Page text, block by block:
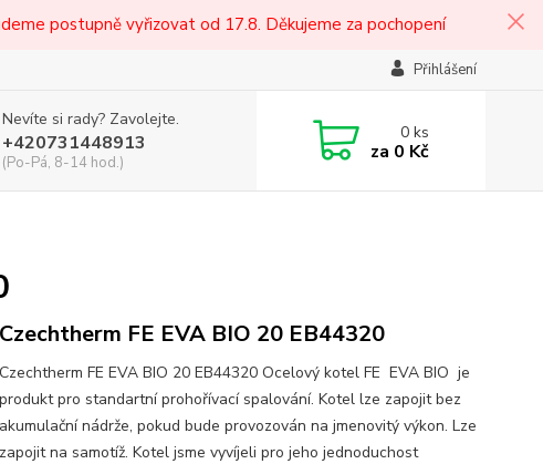
postupně vyřizovat od 17.8. Děkujeme za pochopení
Přihlášení
Nevíte si rady? Zavolejte.
+420731448913
(Po-Pá, 8-14 hod.)
0ks
za 0 Kč
Czechtherm FE EVA BIO 20 EB44320
Czechtherm FE EVA BIO 20 EB44320 Ocelový kotel FE EVA BIO je
produkt pro standartní prohořívací spalování. Kotel lze zapojit bez
akumulační nádrže, pokud bude provozován na jmenovitý výkon. Lze
zapojit na samotíž. Kotel jsme vyvíjeli pro jeho jednoduchost